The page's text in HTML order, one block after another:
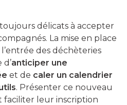
délicats à accepter
La mise en place
des déchèteries
anticiper une
et de caler un calendrier
. Présenter ce nouveau
faciliter leur inscription